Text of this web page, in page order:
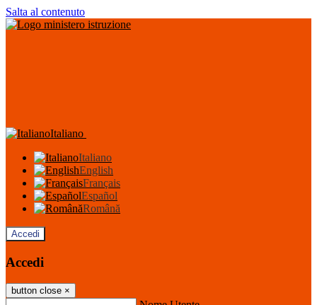
Salta al contenuto
Italiano
Italiano
English
Français
Español
Română
Accedi
Accedi
button close ×